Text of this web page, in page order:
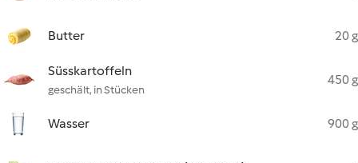
Butter 20 g
Süsskartoffeln
geschält, in Stücken
450 g
Wasser 900 g